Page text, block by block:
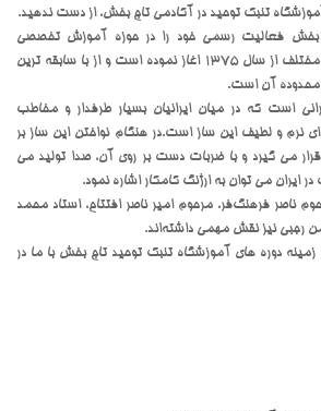
تنبک توحید در آکادمی تاج بخش، از دست ندهید.
بخش فعالیت رسمی خود را در حوزه آموزش تخصصی
موسیقی و برگزاری دوره های مختلف از سال 1375 اغاز نموده است و از با سابقه ترین
محدوده آن است.
است که در میان ایرانیان بسیار طرفدار و مخاطب
نرم و لطیف این ساز است.در هنگام نواختن این ساز بر
می گیرد و با ضربات دست بر روی آن، صدا تولید می
ایران می توان به ارژنگ کامکار اشاره نمود.
ناصر فرهنگ‌فر، مرحوم امیر ناصر افتتاح، استاد محمد
رجبی نیز نقش مهمی داشته‌اند.
دوره های آموزشگاه تنبک توحید تاج بخش با ما در